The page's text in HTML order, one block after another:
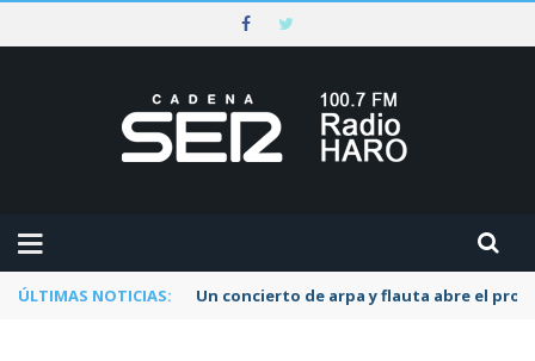
ÚLTIMAS NOTICIAS: Un concierto de arpa y flauta abre el